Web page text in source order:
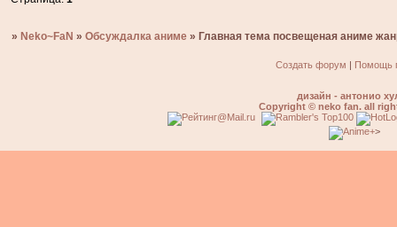
» Neko~FaN »Обсуждалка аниме » Главная тема посвещеная аниме
Создать форум | Помощь
дизайн - антонио
Copyright © neko fan. all
>